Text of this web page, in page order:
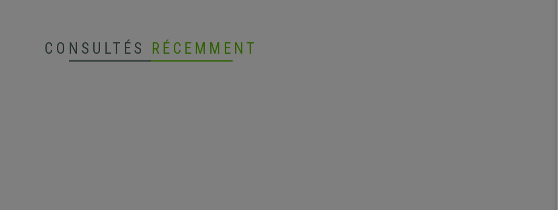
CONSULTÉS RÉCEMMENT